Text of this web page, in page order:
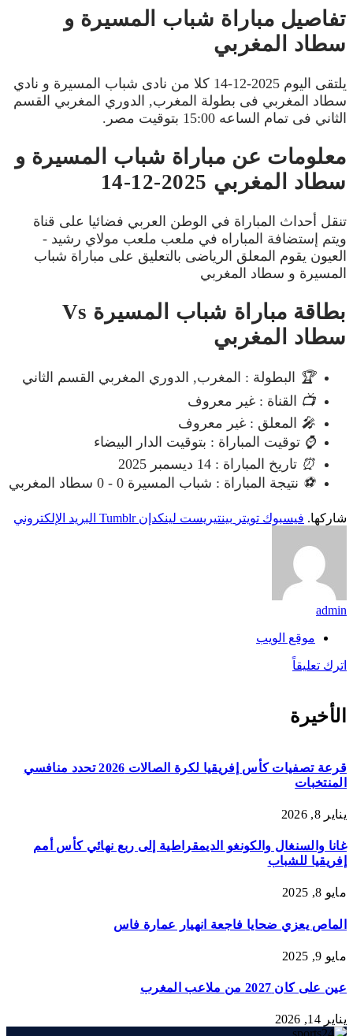
تفاصيل مباراة شباب المسيرة و
سطاد المغربي
يلتقى اليوم 2025-12-14 كلا من نادى شباب المسيرة و نادي
سطاد المغربي فى بطولة المغرب, الدوري المغربي القسم
الثاني فى تمام الساعه 15:00 بتوقيت مصر.
معلومات عن مباراة شباب المسيرة و
سطاد المغربي 2025-12-14
تنقل أحداث المباراة في الوطن العربي فضائيا على قناة
ويتم إستضافة المباراه في ملعب ملعب مولاي رشيد -
العيون يقوم المعلق الرياضى بالتعليق على مباراة شباب
المسيرة و سطاد المغربي
بطاقة مباراة شباب المسيرة Vs
سطاد المغربي
🏆
البطولة : المغرب, الدوري المغربي القسم الثاني
📺 القناة : غير معروف
🎤 المعلق : غير معروف
⌚ توقيت المباراة : بتوقيت الدار البيضاء
⏰ تاريخ المباراة : 14 ديسمبر 2025
⚽ نتيجة المباراة : شباب المسيرة 0 - 0 سطاد المغربي
شاركها. فيسبوك تويتر بينتيريست لينكدإن Tumblr البريد الإلكتروني
admin
موقع الويب
اترك تعليقاً
الأخيرة
قرعة تصفيات كأس إفريقيا لكرة الصالات 2026 تحدد منافسي
المنتخبات
يناير 8, 2026
غانا والسنغال والكونغو الديمقراطية إلى ربع نهائي كأس أمم
إفريقيا للشباب
مايو 8, 2025
الماص يعزي ضحايا فاجعة انهيار عمارة فاس
مايو 9, 2025
عين على كان 2027 من ملاعب المغرب
يناير 14, 2026